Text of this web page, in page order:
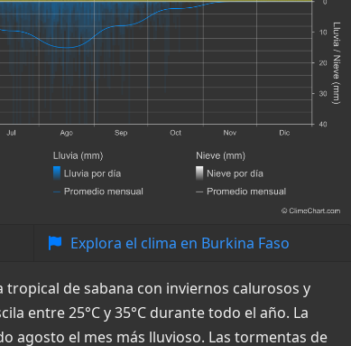
Explora el clima en Burkina Faso
de sabana con inviernos calurosos y
entre 25°C y 35°C durante todo el año. La
agosto el mes más lluvioso. Las tormentas de